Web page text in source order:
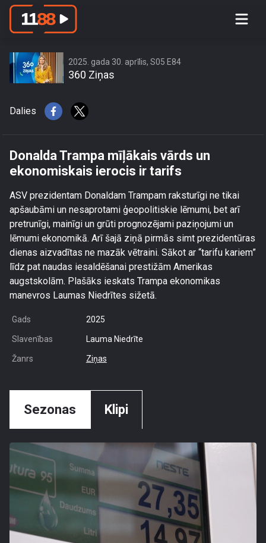
Donalda Trampa mīļākais vārds un
2025. gada 30. aprīlis, S05 E84
360 Ziņas
Dalies
Donalda Trampa mīļākais vārds un
ekonomiskais ierocis ir tarifs
ASV prezidentam Donaldam Trampam raksturīgi ne tikai
apšaubāmi un nesaprotami ģeopolitiskie lēmumi, bet arī
pretrunīgi, mainīgi un grūti prognozējami paziņojumi un
lēmumi ekonomikā. Arī šajā ziņā pirmās simt prezidentūras
dienas aizvadītas ne mazāk vētraini. Sākot ar “tarifu kariem”
līdz pat naudas iesaldēšanai prestižām Amerikas
augstskolām. Plašāks ieskats Trampa ekonomikas
manevros Laumas Niedrītes sižetā.
Gads 2025
Slavenības Lauma Niedrīte
Žanrs Ziņas
Sezonas Klipi